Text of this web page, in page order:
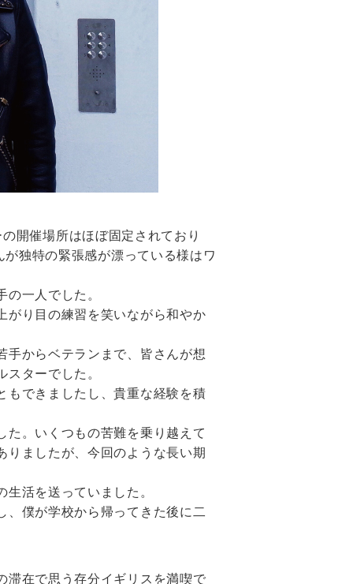
開催場所はほぼ固定されており
独特の緊張感が漂っている様はワ
一人でした。
がり目の練習を笑いながら和やか
手からベテランまで、皆さんが想
ターでした。
もできましたし、貴重な経験を積
た。いくつもの苦難を乗り越えて
りましたが、今回のような長い期
活を送っていました。
、僕が学校から帰ってきた後に二
滞在で思う存分イギリスを満喫で